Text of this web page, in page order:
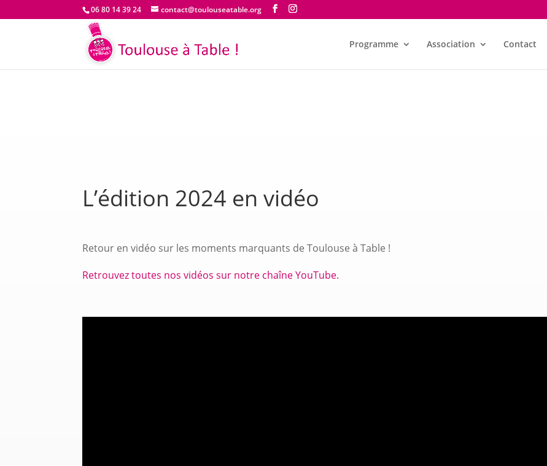
06 80 14 39 24 contact@toulouseatable.org
Programme Association Contact
L’édition 2024 en vidéo
Retour en vidéo sur les moments marquants de Toulouse à Table !
Retrouvez toutes nos vidéos sur notre chaîne YouTube.